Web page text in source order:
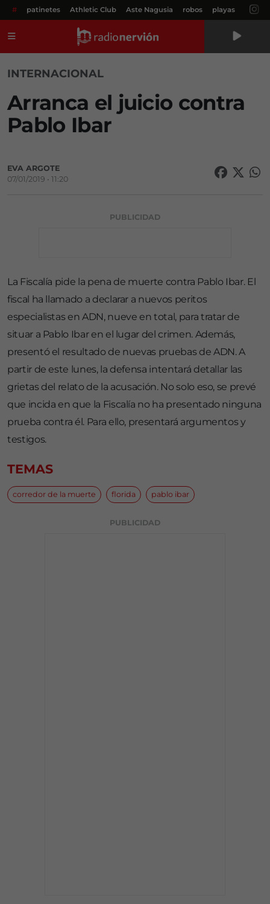
# patinetes Athletic Club Aste Nagusia robos playas
INTERNACIONAL
Arranca el juicio contra
Pablo Ibar
EVA ARGOTE
07/01/2019 • 11:20
PUBLICIDAD
La Fiscalía pide la pena de muerte contra Pablo Ibar. El
fiscal ha llamado a declarar a nuevos peritos
especialistas en ADN, nueve en total, para tratar de
situar a Pablo Ibar en el lugar del crimen. Además,
presentó el resultado de nuevas pruebas de ADN. A
partir de este lunes, la defensa intentará detallar las
grietas del relato de la acusación. No solo eso, se prevé
que incida en que la Fiscalía no ha presentado ninguna
prueba contra él. Para ello, presentará argumentos y
testigos.
TEMAS
corredor de la muerte florida pablo ibar
PUBLICIDAD